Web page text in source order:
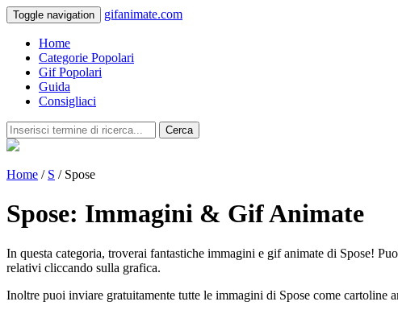
Toggle navigation gifanimate.com
Home
Categorie Popolari
Gif Popolari
Guida
Consigliaci
Cerca
Home / S / Spose
Spose: Immagini & Gif Animate
In questa categoria, troverai fantastiche immagini e gif animate di Spose!
relativi cliccando sulla grafica.
Inoltre puoi inviare gratuitamente tutte le immagini di Spose come cartoline